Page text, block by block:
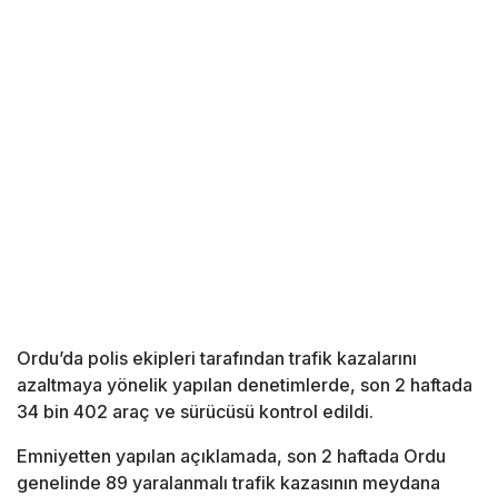
Ordu’da polis ekipleri tarafından trafik kazalarını
azaltmaya yönelik yapılan denetimlerde, son 2 haftada
34 bin 402 araç ve sürücüsü kontrol edildi.
Emniyetten yapılan açıklamada, son 2 haftada Ordu
genelinde 89 yaralanmalı trafik kazasının meydana